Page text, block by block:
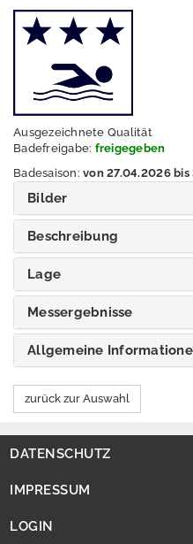
e
n
S
e
n
c
R
g
o
S
e
r
v
Ausgezeichnete Qualität
Badefreigabe: freigegeben
Badesaison:von 27.04.2026 bis
Bilder
Beschreibung
Lage
Messergebnisse
Allgemeine
zurück zur Auswahl
DATENSCHUTZ
IMPRESSUM
LOGIN